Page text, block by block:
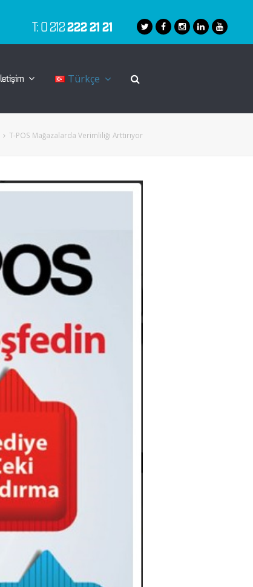
T: 0 212222 21 21
İletişim Türkçe
T-POS Mağazalarda Verimliliği Arttırıyor